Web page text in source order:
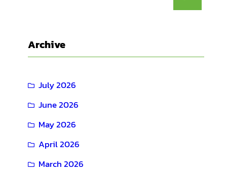
c
h
Archive
July 2026
June 2026
May 2026
April 2026
March 2026